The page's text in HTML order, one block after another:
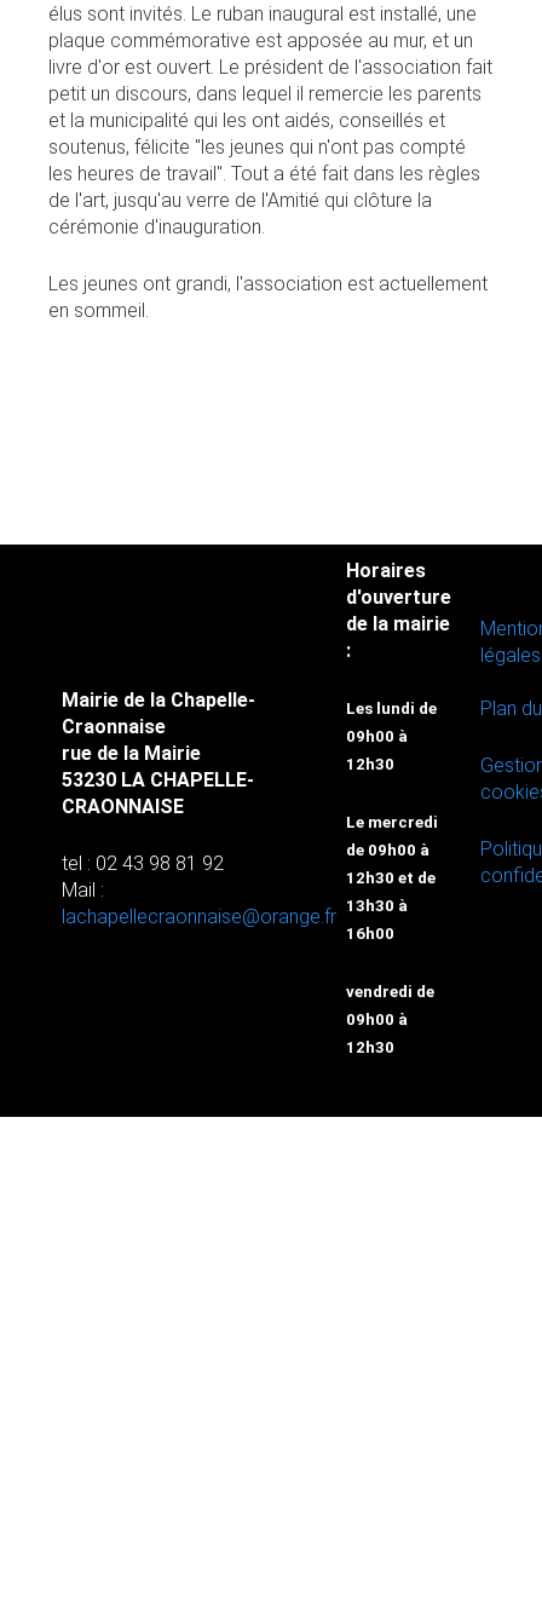
élus sont invités. Le ruban inaugural est installé, une
plaque commémorative est apposée au mur, et un
livre d'or est ouvert. Le président de l'association fait
petit un discours, dans lequel il remercie les parents
et la municipalité qui les ont aidés, conseillés et
soutenus, félicite "les jeunes qui n'ont pas compté
les heures de travail". Tout a été fait dans les règles
de l'art, jusqu'au verre de l'Amitié qui clôture la
cérémonie d'inauguration.
Les jeunes ont grandi, l'association est actuellement
en sommeil.
Mairie de la Chapelle-
Craonnaise
rue de la Mairie
53230 LA CHAPELLE-
CRAONNAISE
tel : 02 43 98 81 92
Mail :
lachapellecraonnaise@orange.fr
Horaires
d'ouverture
de la mairie
:
Les lundi de
09h00 à
12h30
Le mercredi
de 09h00 à
12h30 et de
13h30 à
16h00
vendredi de
09h00 à
12h30
légales
Plan